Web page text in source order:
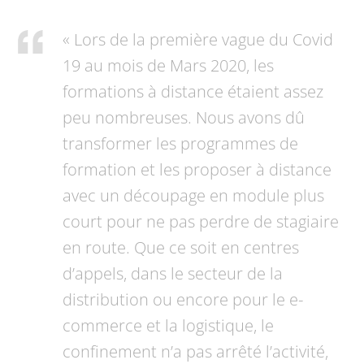
« Lors de la première vague du Covid
19 au mois de Mars 2020, les
formations à distance étaient assez
peu nombreuses. Nous avons dû
transformer les programmes de
formation et les proposer à distance
avec un découpage en module plus
court pour ne pas perdre de stagiaire
en route. Que ce soit en centres
d’appels, dans le secteur de la
distribution ou encore pour le e-
commerce et la logistique, le
confinement n’a pas arrêté l’activité,